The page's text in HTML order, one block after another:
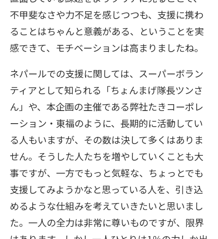
不甲斐なさや力不足を感じつつも、支援に携わ
ることはちゃんと意義がある、ということを実
感できて、モチベーションは高まりましたね。
ネパールでの支援に関しては、スーパーボラン
ティアとして知られる「ちょんまげ隊長ツンさ
ん」や、本企画の主催である弊社たきコーポレ
ーション・東福のように、長期的に活動してい
る人もいますが、その数は決して多くはありま
せん。そうした人たちを増やしていくことも大
事ですが、一方でもっと気軽な、ちょっとでも
支援してみようかなと思っている人を、引き込
めるような仕組みを考えていきたいと思いまし
た。一人の全力は非常に尊いものですが、限界